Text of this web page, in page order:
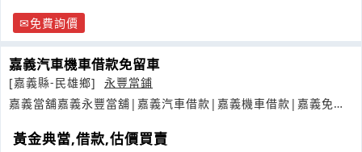
免費詢價
嘉義汽車機車借款免留車
[嘉義縣-民雄鄉]
永豐當鋪
嘉義當舖嘉義永豐當舖|嘉義汽車借款|嘉義機車借款|嘉義免留
黃金典當,借款,估價買賣